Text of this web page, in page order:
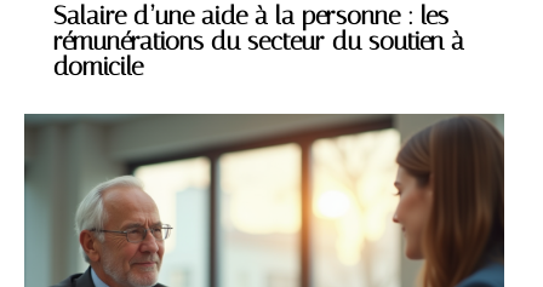
Salaire d’une aide à la personne : les
rémunérations du secteur du soutien à
domicile